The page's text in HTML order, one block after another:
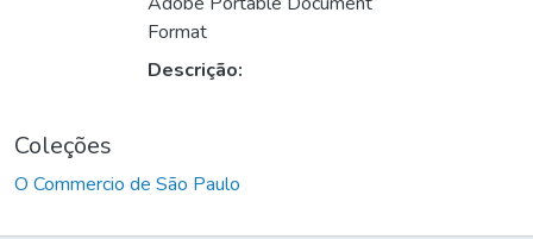
Format
Descrição:
Coleções
O Commercio de São Paulo